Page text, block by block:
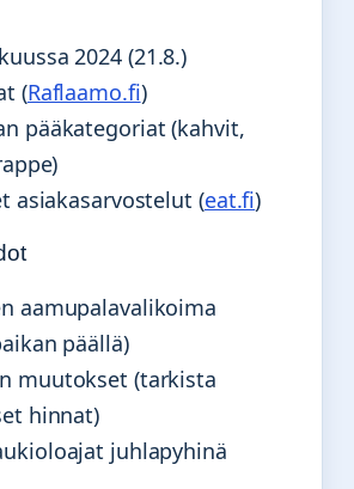
2024 (21.8.)
(Raflaamo.fi)
pääkategoriat (kahvit,
asiakasarvostelut (eat.fi)
aamupalavalikoima
päällä)
muutokset (tarkista
hinnat)
juhlapyhinä